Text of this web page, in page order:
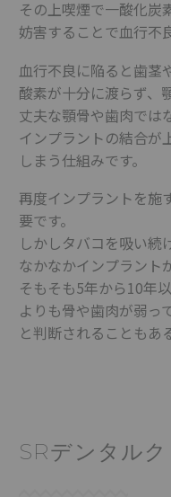
その上喫煙で一酸化炭
妨害することで血行不
血行不良に陥ると歯茎
酸素が十分に渡らず、
丈夫な顎骨や歯肉では
インプラントの結合が
しまう仕組みです。
再度インプラントを施
要です。
しかしタバコを吸い続
なかなかインプラント
そもそも5年から10年
よりも骨や歯肉が弱っ
と判断されることもあ
SRデンタル